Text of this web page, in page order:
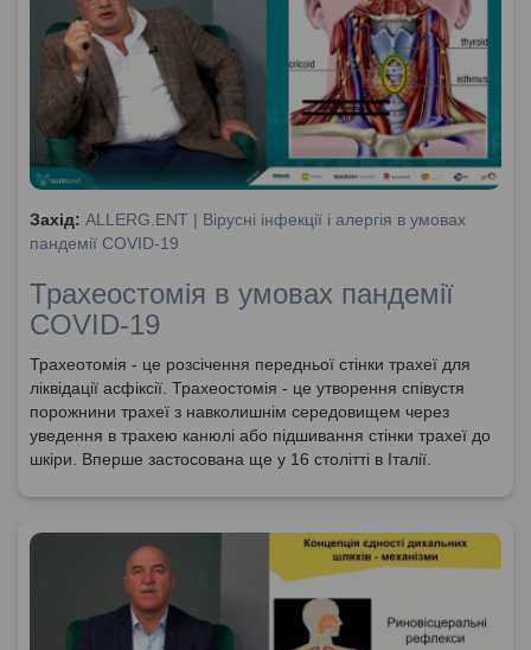
Захід: ALLERG.ENT | Вірусні інфекції і алергія в умовах
пандемії COVID-19
Трахеостомія в умовах пандемії
COVID-19
Трахеотомія - це розсічення передньої стінки трахеї для
ліквідації асфіксії. Трахеостомія - це утворення співустя
порожнини трахеї з навколишнім середовищем через
уведення в трахею канюлі або підшивання стінки трахеї до
шкіри. Вперше застосована ще у 16 столітті в Італії.